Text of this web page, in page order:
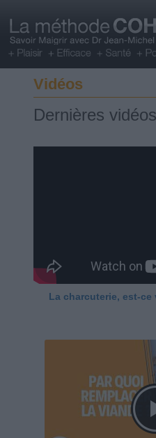
Vidéos
Dernières
La charcuterie, est-